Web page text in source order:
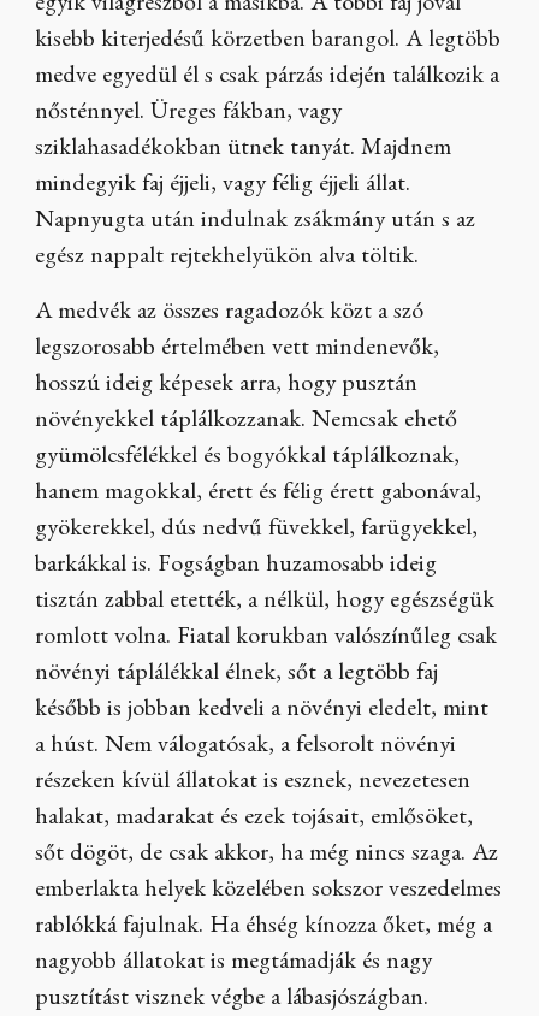
egyik világrészből a másikba. A többi faj jóval
kisebb kiterjedésű körzetben barangol. A legtöbb
medve egyedül él s csak párzás idején találkozik a
nősténnyel. Üreges fákban, vagy
sziklahasadékokban ütnek tanyát. Majdnem
mindegyik faj éjjeli, vagy félig éjjeli állat.
Napnyugta után indulnak zsákmány után s az
egész nappalt rejtekhelyükön alva töltik.
A medvék az összes ragadozók közt a szó
legszorosabb értelmében vett mindenevők,
hosszú ideig képesek arra, hogy pusztán
növényekkel táplálkozzanak. Nemcsak ehető
gyümölcsfélékkel és bogyókkal táplálkoznak,
hanem magokkal, érett és félig érett gabonával,
gyökerekkel, dús nedvű füvekkel, farügyekkel,
barkákkal is. Fogságban huzamosabb ideig
tisztán zabbal etették, a nélkül, hogy egészségük
romlott volna. Fiatal korukban valószínűleg csak
növényi táplálékkal élnek, sőt a legtöbb faj
később is jobban kedveli a növényi eledelt, mint
a húst. Nem válogatósak, a felsorolt növényi
részeken kívül állatokat is esznek, nevezetesen
halakat, madarakat és ezek tojásait, emlősöket,
sőt dögöt, de csak akkor, ha még nincs szaga. Az
emberlakta helyek közelében sokszor veszedelmes
rablókká fajulnak. Ha éhség kínozza őket, még a
nagyobb állatokat is megtámadják és nagy
pusztítást visznek végbe a lábasjószágban.